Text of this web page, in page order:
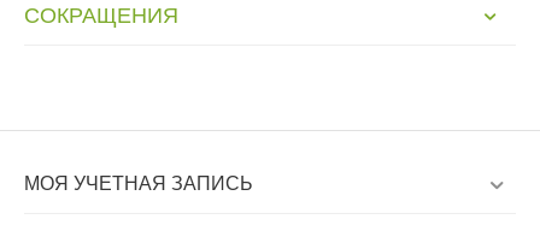
СОКРАЩЕНИЯ
МОЯ УЧЕТНАЯ ЗАПИСЬ